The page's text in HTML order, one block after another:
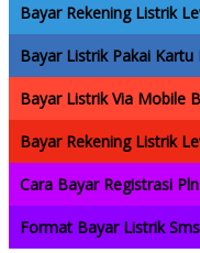
Bayar Rekening Listrik
Bayar Listrik Pakai Kartu
Bayar Listrik Via Mobile
Bayar Rekening Listrik
Cara Bayar Registrasi
Format Bayar Listrik